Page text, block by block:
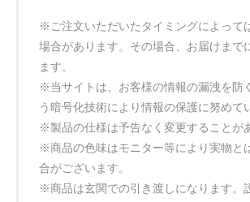
※ご注文いただいたタイミングによって
場合があります。その場合、お届けまで
ます。
※当サイトは、お客様の情報の漏洩を防
う暗号化技術により情報の保護に努めて
※製品の仕様は予告なく変更することが
※商品の色味はモニター等により実物と
合がございます。
※商品は玄関での引き渡しになります。